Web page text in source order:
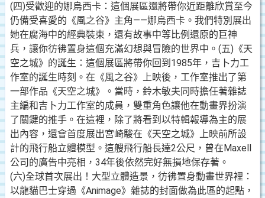
(四)受歡迎的娜烏西卡：這個展區還將帶你近距離欣賞至今
仍備受喜愛的《風之谷》主角——娜烏西卡。我們特別展出
她在腐海中的經典裝束，還有故事中等比例還原的巨神
兵，讓你彷彿置身這個充滿幻想與冒險的世界中。(五)《天
空之城》的誕生：這個展區將帶你回到1985年，吉卜力工
作室的誕生時刻。在《風之谷》上映後，工作室推出了第
一部作品《天空之城》。當時，鈴木敏夫同時擔任著雜誌
主編和吉卜力工作室的成員，雙重角色讓他在動畫界扮演
了關鍵的推手。在這裡，除了將看到以特輯報導為主的展
出內容，還會首度展出宮崎駿在《天空之城》上映前所設
計的飛行船立體模型。這艘飛行船長達2公尺，曾在Maxell
公司的廣告中亮相，34年後依然完好無損地保存著。
(六)全球首次展出！大型立體造景，彷彿置身動畫世界裡：
以龍貓巴士穿過《Animage》雜誌的封面做為此區的起點，